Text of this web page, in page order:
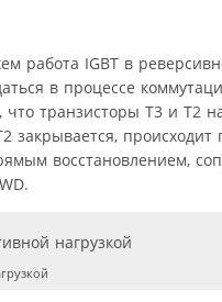
работа IGBT в
в процессе
транзисторы Т3 и Т2
закрывается, происходит
восстановлением,